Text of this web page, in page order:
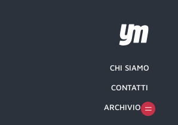
CHI SIAMO
CONTATTI
ARCHIVIO